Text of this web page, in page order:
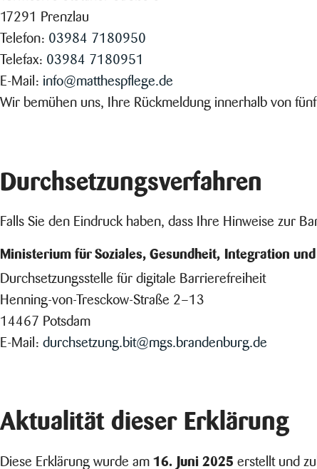
17291 Prenzlau
Telefon: 03984 7180950
Telefax: 03984 7180951
E-Mail: info@matthespflege.de
Wir bemühen uns, Ihre Rückmeldung innerhalb von
Durchsetzungsverfahren
Falls Sie den Eindruck haben, dass Ihre Hinweise zur
Ministerium für Soziales, Gesundheit, Integration
Durchsetzungsstelle für digitale Barrierefreiheit
Henning-von-Tresckow-Straße 2–13
14467 Potsdam
E-Mail: durchsetzung.bit@mgs.brandenburg.de
Aktualität dieser Erklärung
Diese Erklärung wurde am 16. Juni 2025 erstellt und